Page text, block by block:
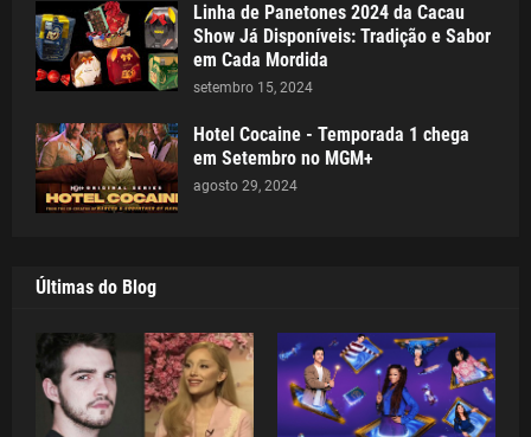
Linha de Panetones 2024 da Cacau
Show Já Disponíveis: Tradição e Sabor
em Cada Mordida
setembro 15, 2024
Hotel Cocaine - Temporada 1 chega
em Setembro no MGM+
agosto 29, 2024
Últimas do Blog